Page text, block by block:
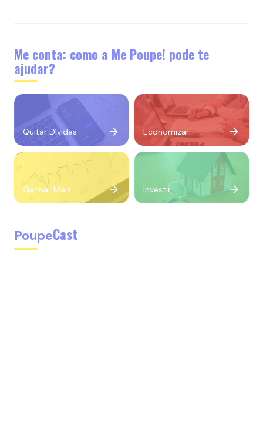
Me conta: como a Me Poupe! pode te
ajudar?
Quitar Dívidas Economizar
Ganhar Mais Investir
PoupeCast